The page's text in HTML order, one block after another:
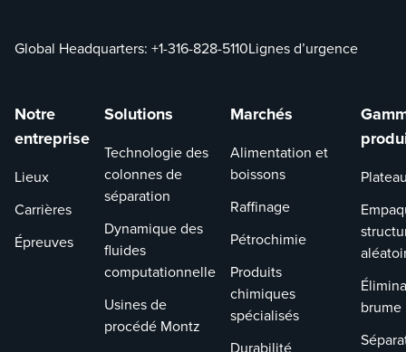
Global Headquarters: +1-316-828-5110Lignes d’urgence
Notre
entreprise
Lieux
Carrières
Épreuves
Solutions
Technologie des
colonnes de
séparation
Dynamique des
fluides
computationnelle
Usines de
procédé Montz
Marchés
Alimentation et
boissons
Raffinage
Pétrochimie
Produits
chimiques
spécialisés
Durabilité
brume